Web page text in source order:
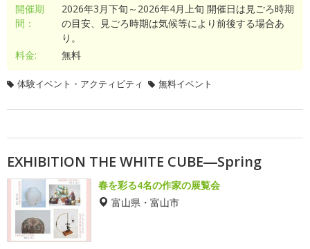
開催期
間：
2026年3月下旬～2026年4月上旬 開催日は見ごろ時期
の目安、見ごろ時期は気候等により前後する場合あ
り。
料金:
無料
体験イベント・アクティビティ 無料イベント
EXHIBITION THE WHITE CUBE―Spring
春を彩る4名の作家の展覧会
富山県・富山市